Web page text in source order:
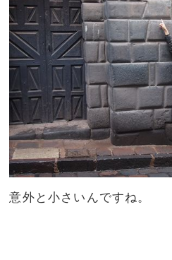
意外と小さいんですね。